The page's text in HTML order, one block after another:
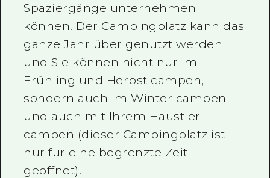
Spaziergänge unternehmen
können. Der Campingplatz kann das
ganze Jahr über genutzt werden
und Sie können nicht nur im
Frühling und Herbst campen,
sondern auch im Winter campen
und auch mit Ihrem Haustier
campen (dieser Campingplatz ist
nur für eine begrenzte Zeit
geöffnet).